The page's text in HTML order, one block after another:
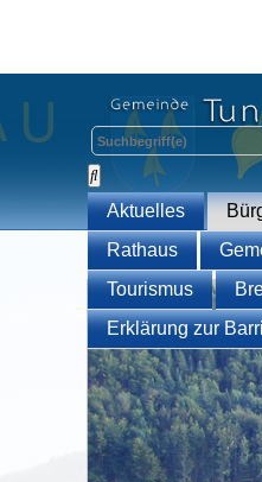
Aktuelles
Rathaus
Tourismus
Erklärung zur